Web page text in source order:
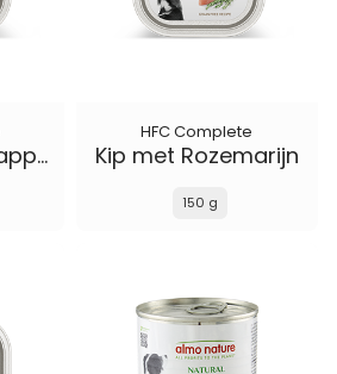
Rund met Aardappelen en Peterselie
HFC Complete
Kip met Rozemarijn
150 g